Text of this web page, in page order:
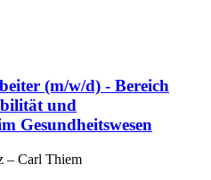
(m/w/d) - Bereich
und
Gesundheitswesen
– Carl Thiem